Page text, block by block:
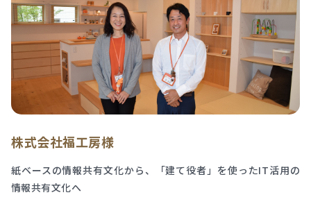
株式会社福工房様
紙ベースの情報共有文化から、「建て役者」を使ったIT活用の
情報共有文化へ